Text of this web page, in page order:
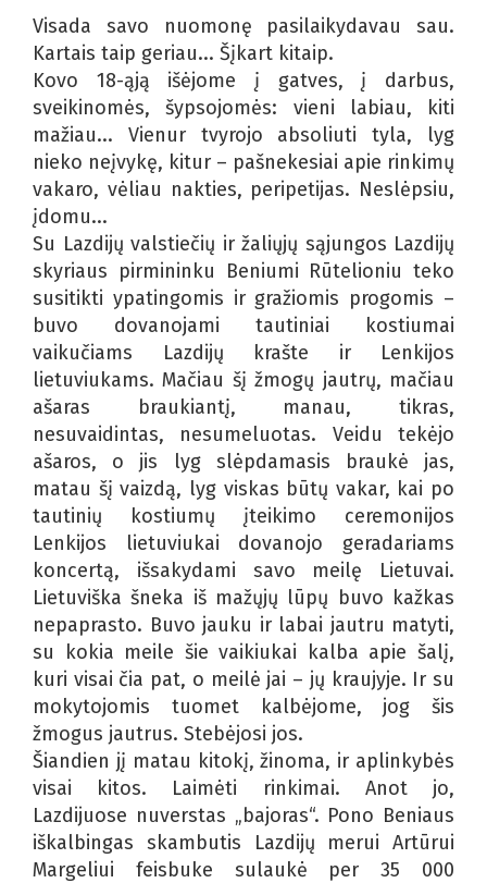
Visada savo nuomonę pasilaikydavau sau.
Kartais taip geriau... Šįkart kitaip.
Kovo 18-ąją išėjome į gatves, į darbus,
sveikinomės, šypsojomės: vieni labiau, kiti
mažiau... Vienur tvyrojo absoliuti tyla, lyg
nieko neįvykę, kitur – pašnekesiai apie rinkimų
vakaro, vėliau nakties, peripetijas. Neslėpsiu,
įdomu...
Su Lazdijų valstiečių ir žaliųjų sąjungos Lazdijų
skyriaus pirmininku Beniumi Rūtelioniu teko
susitikti ypatingomis ir gražiomis progomis –
buvo dovanojami tautiniai kostiumai
vaikučiams Lazdijų krašte ir Lenkijos
lietuviukams. Mačiau šį žmogų jautrų, mačiau
ašaras braukiantį, manau, tikras,
nesuvaidintas, nesumeluotas. Veidu tekėjo
ašaros, o jis lyg slėpdamasis braukė jas,
matau šį vaizdą, lyg viskas būtų vakar, kai po
tautinių kostiumų įteikimo ceremonijos
Lenkijos lietuviukai dovanojo geradariams
koncertą, išsakydami savo meilę Lietuvai.
Lietuviška šneka iš mažųjų lūpų buvo kažkas
nepaprasto. Buvo jauku ir labai jautru matyti,
su kokia meile šie vaikiukai kalba apie šalį,
kuri visai čia pat, o meilė jai – jų kraujyje. Ir su
mokytojomis tuomet kalbėjome, jog šis
žmogus jautrus. Stebėjosi jos.
Šiandien jį matau kitokį, žinoma, ir aplinkybės
visai kitos. Laimėti rinkimai. Anot jo,
Lazdijuose nuverstas „bajoras“. Pono Beniaus
iškalbingas skambutis Lazdijų merui Artūrui
Margeliui feisbuke sulaukė per 35 000